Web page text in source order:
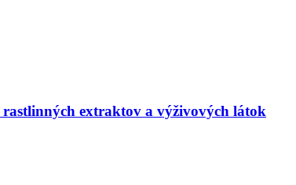
rastlinných extraktov a výživových látok